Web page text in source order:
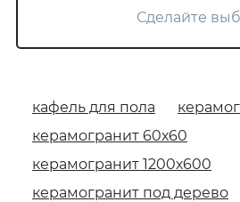
Сделайте
кафель для пола
керамогранит 60х60
керамогранит 1200х600
керамогранит под дерево